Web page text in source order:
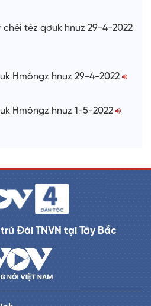
chêi têz qơưk hnuz 29-4-2022
Hmôngz hnuz 29-4-2022
Hmôngz hnuz 1-5-2022
Đài TNVN tại Tây Bắc